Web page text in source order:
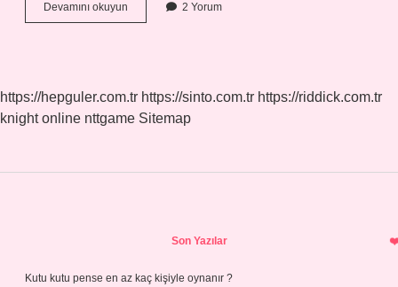
Devamını okuyun
Urfa
2 Yorum
https://hepguler.com.tr https://sinto.com.tr https://riddick.com.tr
knight online nttgame Sitemap
Son Yazılar
Kutu kutu pense en az kaç kişiyle oynanır ?